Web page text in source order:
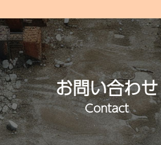
お問い合わせ
Contact